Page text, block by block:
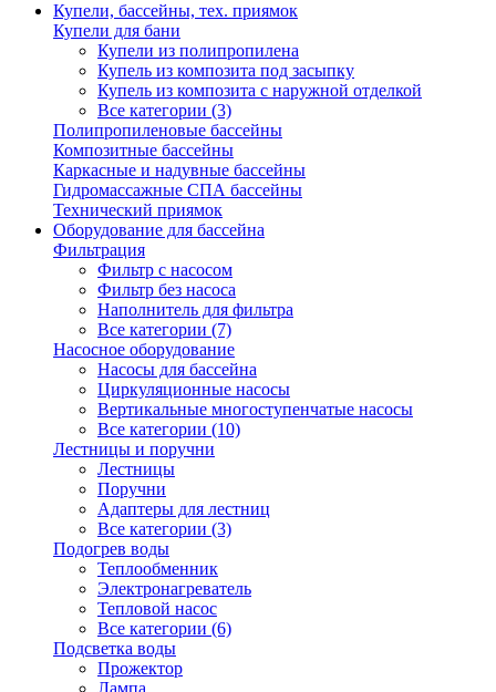
Купели, бассейны, тех. приямок
Купели для бани
Купели из полипропилена
Купель из композита под засыпку
Купель из композита с наружной отделкой
Все категории (3)
Полипропиленовые бассейны
Композитные бассейны
Каркасные и надувные бассейны
Гидромассажные СПА бассейны
Технический приямок
Оборудование для бассейна
Фильтрация
Фильтр с насосом
Фильтр без насоса
Наполнитель для фильтра
Все категории (7)
Насосное оборудование
Насосы для бассейна
Циркуляционные насосы
Вертикальные многоступенчатые насосы
Все категории (10)
Лестницы и поручни
Лестницы
Поручни
Адаптеры для лестниц
Все категории (3)
Подогрев воды
Теплообменник
Электронагреватель
Тепловой насос
Все категории (6)
Подсветка воды
Прожектор
Лампа